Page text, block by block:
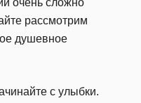
очень сложно
рассмотрим
душевное
с улыбки.